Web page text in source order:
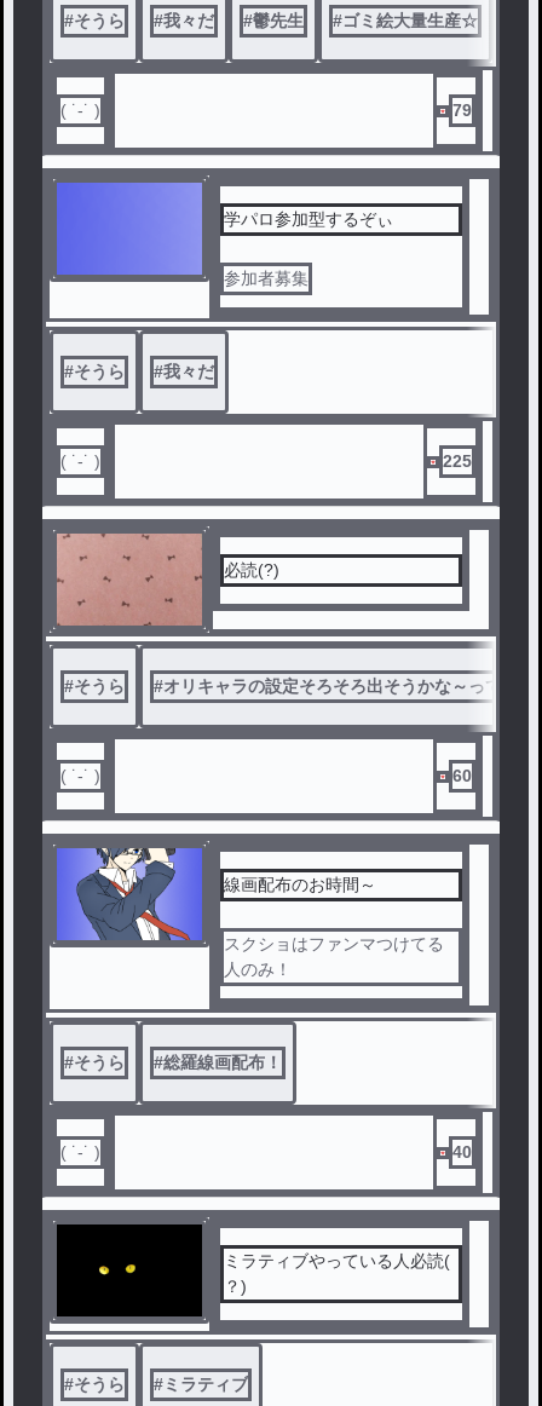
#そうら #我々だ #鬱先生 #ゴミ絵大量生産☆
( ˙-˙ ) 79
学パロ参加型するぞぃ
参加者募集
#そうら #我々だ
( ˙-˙ ) 225
必読(?)
#そうら #オリキャラの設定そろそろ出そうかな～って思っ
( ˙-˙ ) 60
線画配布のお時間～
スクショはファンマつけてる
人のみ！
#そうら #総羅線画配布！
( ˙-˙ ) 40
ミラティブやっている人必読(
？)
#そうら #ミラティブ